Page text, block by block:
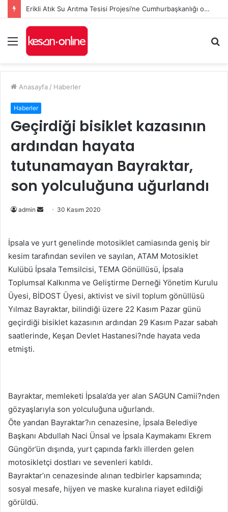
Erikli Atık Su Arıtma Tesisi Projesi’ne Cumhurbaşkanlığı onayı
Menü
...
Anasayfa / Haberler
Haberler
Geçirdiği bisiklet kazasının
ardından hayata
tutunamayan Bayraktar,
son yolculuğuna uğurlandı
admin
Bir
göndermek
30 Kasım 2020
İpsala ve yurt genelinde motosiklet camiasında geniş bir
kesim tarafından sevilen ve sayılan, ATAM Motosiklet
Kulübü İpsala Temsilcisi, TEMA Gönüllüsü, İpsala
Toplumsal Kalkınma ve Geliştirme Derneği Yönetim Kurulu
Üyesi, BİDOST Üyesi, aktivist ve sivil toplum gönüllüsü
Yılmaz Bayraktar, bilindiği üzere 22 Kasım Pazar günü
geçirdiği bisiklet kazasının ardından 29 Kasım Pazar sabah
saatlerinde, Keşan Devlet Hastanesi?nde hayata veda
etmişti.
Bayraktar, memleketi İpsala’da yer alan SAGUN Camii?nden
gözyaşlarıyla son yolculuğuna uğurlandı.
Öte yandan Bayraktar?ın cenazesine, İpsala Belediye
Başkanı Abdullah Naci Ünsal ve İpsala Kaymakamı Ekrem
Güngör’ün dışında, yurt çapında farklı illerden gelen
motosikletçi dostları ve sevenleri katıldı.
Bayraktar’ın cenazesinde alınan tedbirler kapsamında;
sosyal mesafe, hijyen ve maske kuralına riayet edildiği
görüldü.